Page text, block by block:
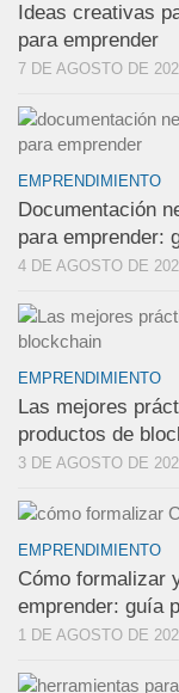
Ideas creativas
para emprender
7 DE AGOSTO DE
EMPRENDIMIENTO
Documentación
para emprender:
4 DE AGOSTO DE
EMPRENDIMIENTO
Las mejores
productos de
3 DE AGOSTO DE
EMPRENDIMIENTO
Cómo formalizar
emprender: guía
1 DE AGOSTO DE